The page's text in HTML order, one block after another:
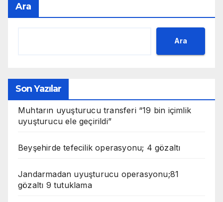
Ara
Ara
Son Yazılar
Muhtarın uyuşturucu transferi “19 bin içimlik
uyuşturucu ele geçirildi”
Beyşehirde tefecilik operasyonu; 4 gözaltı
Jandarmadan uyuşturucu operasyonu;81
gözaltı 9 tutuklama